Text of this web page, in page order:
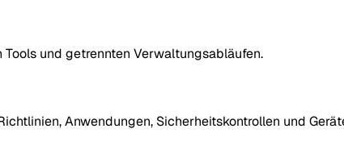
und getrennten Verwaltungsabläufen.
Anwendungen, Sicherheitskontrollen und